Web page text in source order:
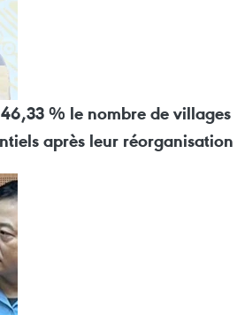
% le nombre de villages
après leur réorganisation